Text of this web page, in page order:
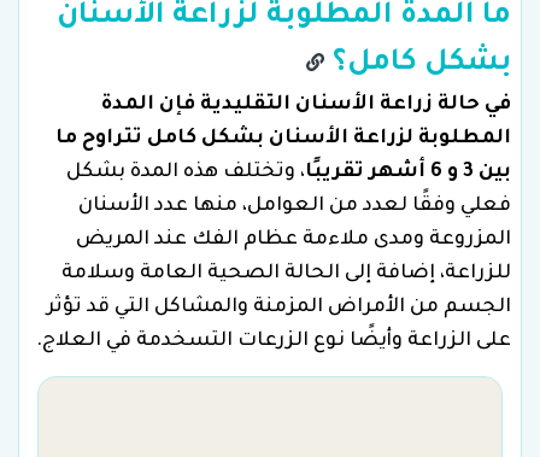
ما المدة المطلوبة لزراعة الأسنان
بشكل كامل؟
في حالة زراعة الأسنان التقليدية فإن المدة
المطلوبة لزراعة الأسنان بشكل كامل تتراوح ما
بين 3 و 6 أشهر تقريبًا
، وتختلف هذه المدة بشكل
فعلي وفقًا لعدد من العوامل، منها عدد الأسنان
المزروعة ومدى ملاءمة عظام الفك عند المريض
للزراعة، إضافة إلى الحالة الصحية العامة وسلامة
الجسم من الأمراض المزمنة والمشاكل التي قد تؤثر
على الزراعة وأيضًا نوع الزرعات التسخدمة في العلاج.